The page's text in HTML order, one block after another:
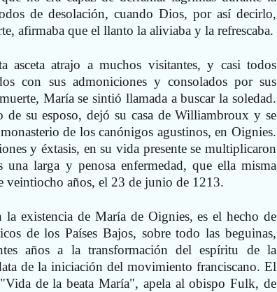
de desolación, cuando Dios, por así decirlo,
afirmaba que el llanto la aliviaba y la refrescaba.
asceta atrajo a muchos visitantes, y casi todos
con sus admoniciones y consolados por sus
María se sintió llamada a buscar la soledad.
su esposo, dejó su casa de Williambroux y se
de los canónigos agustinos, en Oignies.
y éxtasis, en su vida presente se multiplicaron
una larga y penosa enfermedad, que ella misma
veintiocho años, el 23 de junio de 1213.
la existencia de María de Oignies, es el hecho de
de los Países Bajos, sobre todo las beguinas,
años a la transformación del espíritu de la
de la iniciación del movimiento franciscano. El
de la beata María", apela al obispo Fulk, de